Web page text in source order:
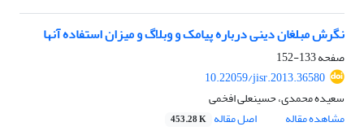
نگرش مبلغان دینی درباره پیامک و وبلاگ و میزان استفاده آنها
صفحه133-152
10.22059/jisr.2013.36580
سعیده محمدی، حسینعلی افخمی
مشاهده مقاله
اصل مقاله 453.28 K